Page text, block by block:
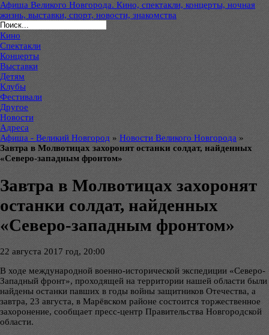
Афиша Великого Новгорода. Кино, спектакли, концерты, ночная
жизнь, выставки, спорт, новости, знакомства
Кино
Спектакли
Концерты
Выставки
Детям
Клубы
Фестивали
Другое
Новости
Адреса
Афиша - Великий Новгород » Новости Великого Новгорода »
Завтра в Молвотицах захоронят останки солдат, найденных
«Северо-западным фронтом»
Завтра в Молвотицах захоронят
останки солдат, найденных
«Северо-западным фронтом»
22 августа 2017 год, 20:00
В ходе международной военно-исторической экспедиции «Северо-
Западный фронт», проходящей на территории нашей области были
найдены останки павших в годы войны защитников Отечества, а
завтра, 23 августа, в Марёвском районе состоится торжественное
захоронение, сообщает пресс-центр Правительства Новгородской
области.